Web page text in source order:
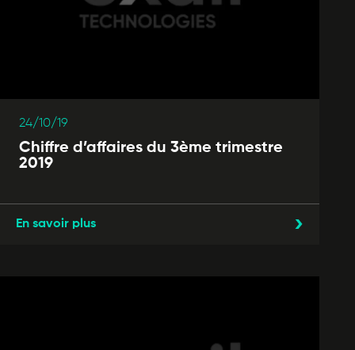
24/10/19
Chiffre d’affaires du 3ème trimestre
2019
En savoir plus